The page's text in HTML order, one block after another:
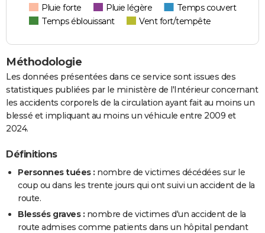
Pluie forte
Pluie légère
Temps couvert
Temps éblouissant
Vent fort/tempête
Méthodologie
Les données présentées dans ce service sont issues des
statistiques publiées par le ministère de l'Intérieur concernant
les accidents corporels de la circulation ayant fait au moins un
blessé et impliquant au moins un véhicule entre 2009 et
2024.
Définitions
Personnes tuées : nombre de victimes décédées sur le
coup ou dans les trente jours qui ont suivi un accident de la
route.
Blessés graves : nombre de victimes d'un accident de la
route admises comme patients dans un hôpital pendant